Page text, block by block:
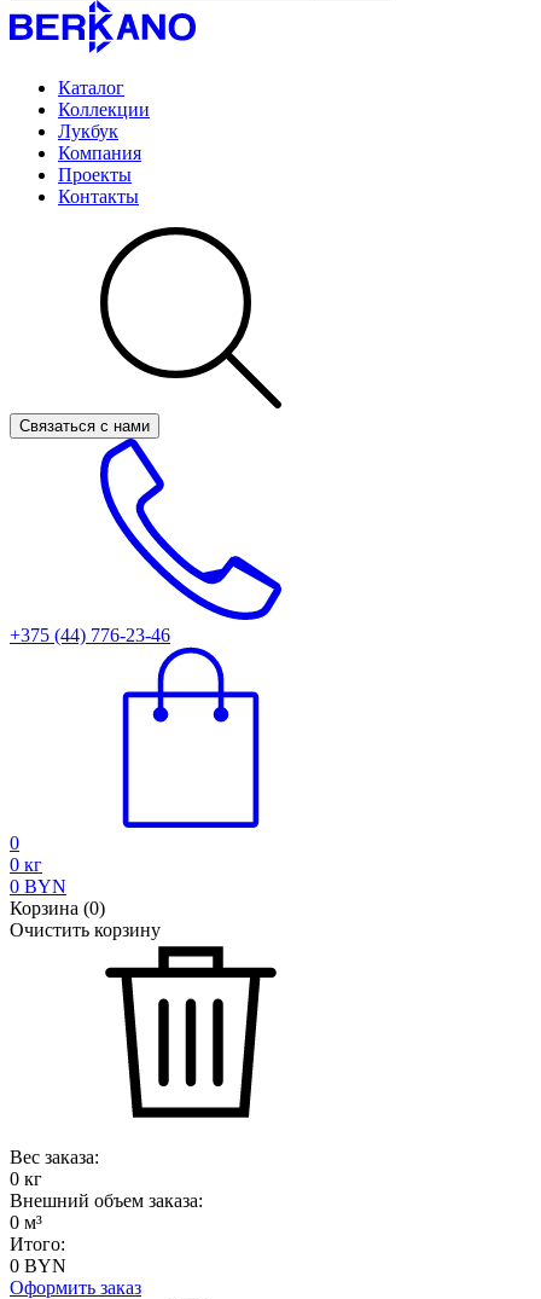
Каталог
Коллекции
Лукбук
Компания
Проекты
Контакты
Связаться с нами
+375 (44) 776-23-46
0
0 кг
0 BYN
Корзина (0)
Очистить корзину
Вес заказа:
0 кг
Внешний объем заказа:
0 м³
Итого:
0 BYN
Оформить заказ